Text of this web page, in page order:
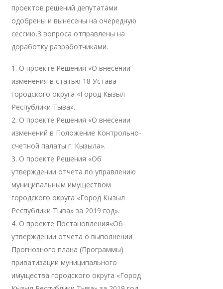
проектов решений депутатами
одобрены и вынесены на очередную
сессию,3 вопроса отправлены на
доработку разработчиками.
1. О проекте Решения «О внесении
изменения в статью 18 Устава
городского округа «Город Кызыл
Республики Тыва».
2. О проекте Решения «О внесении
изменений в Положение Контрольно-
счетной палаты г. Кызыла».
3. О проекте Решения «Об
утверждении отчета по управлению
муниципальным имуществом
городского округа «Город Кызыл
Республики Тыва» за 2019 год».
4. О проекте Постановления«Об
утверждении отчета о выполнении
Прогнозного плана (Программы)
приватизации муниципального
имущества городского округа «Город